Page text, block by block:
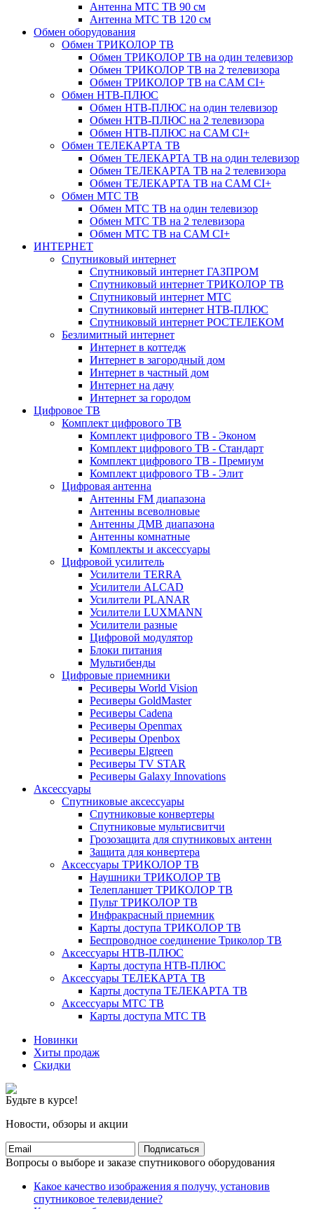
Антенна МТС ТВ 90 см
Антенна МТС ТВ 120 см
Обмен оборудования
Обмен ТРИКОЛОР ТВ
Обмен ТРИКОЛОР ТВ на один телевизор
Обмен ТРИКОЛОР ТВ на 2 телевизора
Обмен ТРИКОЛОР ТВ на CAM CI+
Обмен НТВ-ПЛЮС
Обмен НТВ-ПЛЮС на один телевизор
Обмен НТВ-ПЛЮС на 2 телевизора
Обмен НТВ-ПЛЮС на CAM CI+
Обмен ТЕЛЕКАРТА ТВ
Обмен ТЕЛЕКАРТА ТВ на один телевизор
Обмен ТЕЛЕКАРТА ТВ на 2 телевизора
Обмен ТЕЛЕКАРТА ТВ на CAM CI+
Обмен МТС ТВ
Обмен МТС ТВ на один телевизор
Обмен МТС ТВ на 2 телевизора
Обмен МТС ТВ на CAM CI+
ИНТЕРНЕТ
Спутниковый интернет
Спутниковый интернет ГАЗПРОМ
Спутниковый интернет ТРИКОЛОР ТВ
Спутниковый интернет МТС
Спутниковый интернет НТВ-ПЛЮС
Спутниковый интернет РОСТЕЛЕКОМ
Безлимитный интернет
Интернет в коттедж
Интернет в загородный дом
Интернет в частный дом
Интернет на дачу
Интернет за городом
Цифровое ТВ
Комплект цифрового ТВ
Комплект цифрового ТВ - Эконом
Комплект цифрового ТВ - Стандарт
Комплект цифрового ТВ - Премиум
Комплект цифрового ТВ - Элит
Цифровая антенна
Антенны FM диапазона
Антенны всеволновые
Антенны ДМВ диапазона
Антенны комнатные
Комплекты и аксессуары
Цифровой усилитель
Усилители TERRA
Усилители ALCAD
Усилители PLANAR
Усилители LUXMANN
Усилители разные
Цифровой модулятор
Блоки питания
Мультибенды
Цифровые приемники
Ресиверы World Vision
Ресиверы GoldMaster
Ресиверы Cadena
Ресиверы Openmax
Ресиверы Openbox
Ресиверы Elgreen
Ресиверы TV STAR
Ресиверы Galaxy Innovations
Аксессуары
Спутниковые аксессуары
Спутниковые конвертеры
Спутниковые мультисвитчи
Грозозащита для спутниковых антенн
Защита для конвертера
Аксессуары ТРИКОЛОР ТВ
Наушники ТРИКОЛОР ТВ
Телепланшет ТРИКОЛОР ТВ
Пульт ТРИКОЛОР ТВ
Инфракрасный приемник
Карты доступа ТРИКОЛОР ТВ
Беспроводное соединение Триколор ТВ
Аксессуары НТВ-ПЛЮС
Карты доступа НТВ-ПЛЮС
Аксессуары ТЕЛЕКАРТА ТВ
Карты доступа ТЕЛЕКАРТА ТВ
Аксессуары МТС ТВ
Карты доступа МТС ТВ
Новинки
Хиты продаж
Скидки
Будьте в курсе!
Новости, обзоры и акции
Подписаться
Вопросы о выборе и заказе спутникового оборудования
Какое качество изображения я получу, установив
спутниковое телевидение?